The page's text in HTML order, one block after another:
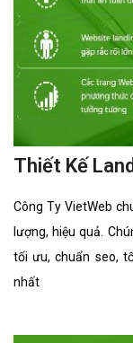
Thiết Kế
Công Ty VietWeb
lượng, hiệu quả.
tối ưu, chuẩn seo,
nhất